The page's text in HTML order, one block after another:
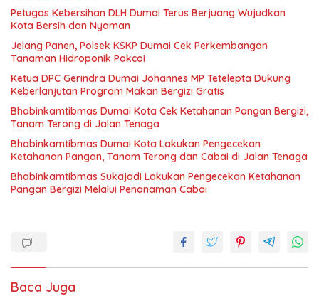
Petugas Kebersihan DLH Dumai Terus Berjuang Wujudkan
Kota Bersih dan Nyaman
Jelang Panen, Polsek KSKP Dumai Cek Perkembangan
Tanaman Hidroponik Pakcoi
Ketua DPC Gerindra Dumai Johannes MP Tetelepta Dukung
Keberlanjutan Program Makan Bergizi Gratis
Bhabinkamtibmas Dumai Kota Cek Ketahanan Pangan Bergizi,
Tanam Terong di Jalan Tenaga
Bhabinkamtibmas Dumai Kota Lakukan Pengecekan
Ketahanan Pangan, Tanam Terong dan Cabai di Jalan Tenaga
Bhabinkamtibmas Sukajadi Lakukan Pengecekan Ketahanan
Pangan Bergizi Melalui Penanaman Cabai
Baca Juga